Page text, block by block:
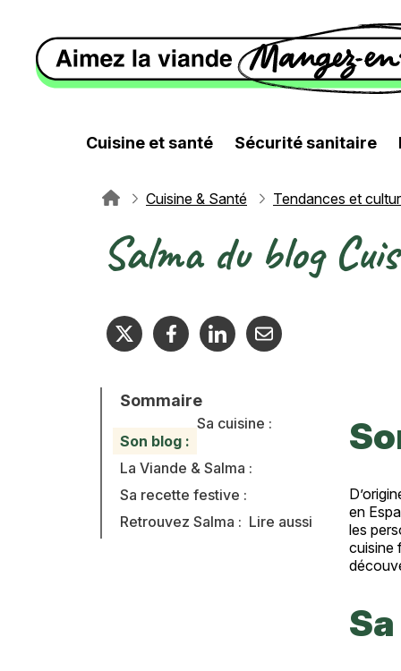
Cuisine et santé Sécurité sanitaire
Fil d'ArianeCuisine & Santé Tendances et
Salma du blog
Sommaire
Son blog :
Sa cuisine :
La Viande & Salma :
Sa recette festive :
Retrouvez Salma : Lire aussi
Texte
en
les
cuisine